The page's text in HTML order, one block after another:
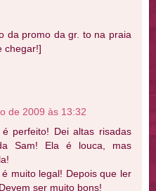
da promo da gr. to na praia
chegar!]
de 2009 às 13:32
perfeito! Dei altas risadas
Sam! Ela é louca, mas
muito legal! Depois que ler
ser muito bons!